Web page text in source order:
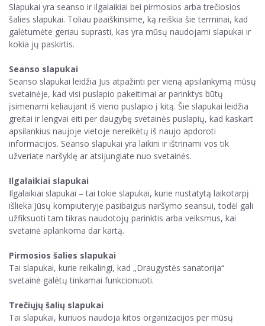
Slapukai yra seanso ir ilgalaikiai bei pirmosios arba trečiosios
šalies slapukai. Toliau paaiškinsime, ką reiškia šie terminai, kad
galėtumėte geriau suprasti, kas yra mūsų naudojami slapukai ir
kokia jų paskirtis.
Seanso slapukai
Seanso slapukai leidžia Jus atpažinti per vieną apsilankymą mūsų
svetainėje, kad visi puslapio pakeitimai ar parinktys būtų
įsimenami keliaujant iš vieno puslapio į kitą. Šie slapukai leidžia
greitai ir lengvai eiti per daugybę svetainės puslapių, kad kaskart
apsilankius naujoje vietoje nereikėtų iš naujo apdoroti
informacijos. Seanso slapukai yra laikini ir ištrinami vos tik
užveriate naršyklę ar atsijungiate nuo svetainės.
Ilgalaikiai slapukai
Ilgalaikiai slapukai – tai tokie slapukai, kurie nustatytą laikotarpį
išlieka Jūsų kompiuteryje pasibaigus naršymo seansui, todėl gali
užfiksuoti tam tikras naudotojų parinktis arba veiksmus, kai
svetainė aplankoma dar kartą.
Pirmosios šalies slapukai
Tai slapukai, kurie reikalingi, kad „Draugystės sanatorija“
svetainė galėtų tinkamai funkcionuoti.
Trečiųjų šalių slapukai
Tai slapukai, kuriuos naudoja kitos organizacijos per mūsų